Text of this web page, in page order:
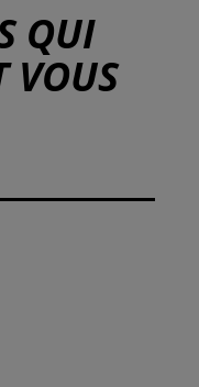
QUI
VOUS